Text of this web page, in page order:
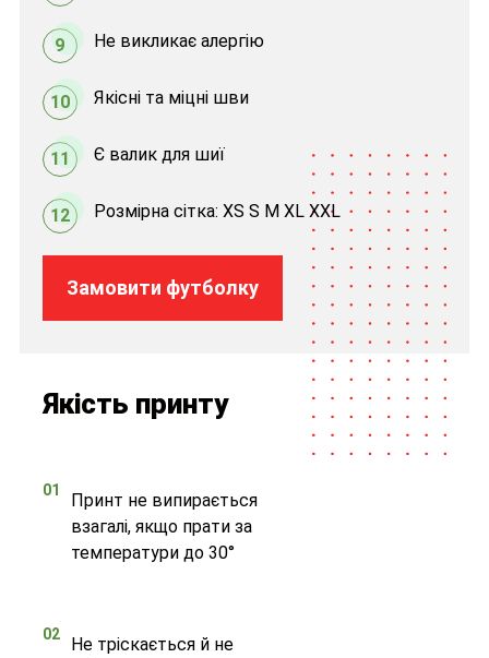
9 Не викликає алергію
10 Якісні та міцні шви
11 Є валик для шиї
12 Розмірна сітка: XS S M XL XXL
Замовити футболку
Якість принту
01
Принт не випирається
взагалі, якщо прати за
температури до 30°
02
Не тріскається й не